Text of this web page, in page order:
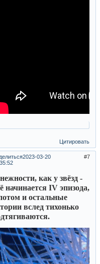
Цитировать
7
2023-03-20
как у звёзд -
начинается IV эпизода,
и остальные
вслед тихонько